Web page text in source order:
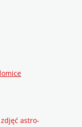
astro-